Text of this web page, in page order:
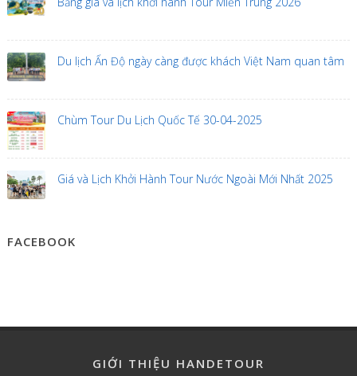
Du lịch Ấn Độ ngày càng được khách Việt Nam quan tâm
Chùm Tour Du Lịch Quốc Tế 30-04-2025
Giá và Lịch Khởi Hành Tour Nước Ngoài Mới Nhất 2025
FACEBOOK
GIỚI THIỆU HANDETOUR